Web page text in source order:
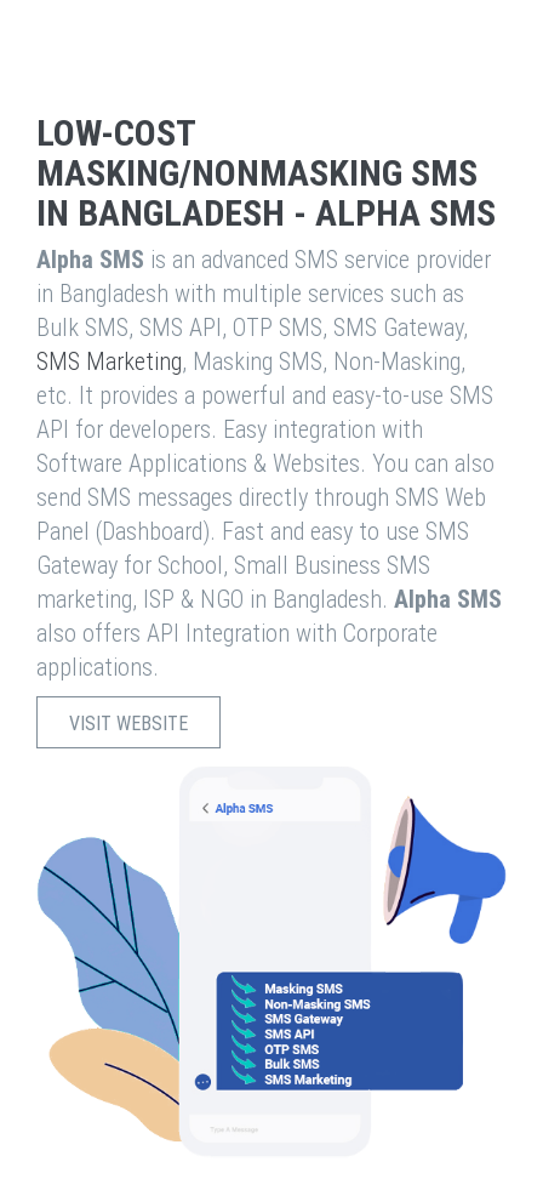
LOW-COST
MASKING/NONMASKING SMS
IN BANGLADESH - ALPHA SMS
Alpha SMS is an advanced SMS service provider
in Bangladesh with multiple services such as
Bulk SMS, SMS API, OTP SMS, SMS Gateway,
SMS Marketing, Masking SMS, Non-Masking,
etc. It provides a powerful and easy-to-use SMS
API for developers. Easy integration with
Software Applications & Websites. You can also
send SMS messages directly through SMS Web
Panel (Dashboard). Fast and easy to use SMS
Gateway for School, Small Business SMS
marketing, ISP & NGO in Bangladesh. Alpha SMS
also offers API Integration with Corporate
applications.
VISIT WEBSITE